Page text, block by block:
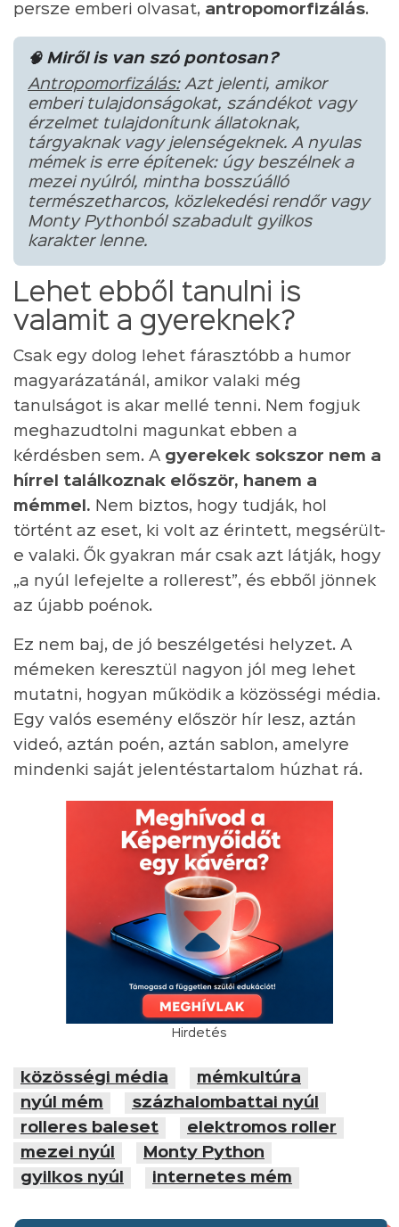
persze emberi olvasat, antropomorfizálás.
🧠 Miről is van szó pontosan?
Antropomorfizálás:Azt jelenti, amikor
emberi tulajdonságokat, szándékot vagy
érzelmet tulajdonítunk állatoknak,
tárgyaknak vagy jelenségeknek. A nyulas
mémek is erre építenek: úgy beszélnek a
mezei nyúlról, mintha bosszúálló
természetharcos, közlekedési rendőr vagy
Monty Pythonból szabadult gyilkos
karakter lenne.
Lehet ebből tanulni is
valamit a gyereknek?
Csak egy dolog lehet fárasztóbb a humor
magyarázatánál, amikor valaki még
tanulságot is akar mellé tenni. Nem fogjuk
meghazudtolni magunkat ebben a
kérdésben sem. A gyerekek sokszor nem a
hírrel találkoznak először, hanem a
mémmel. Nem biztos, hogy tudják, hol
történt az eset, ki volt az érintett, megsérült-
e valaki. Ők gyakran már csak azt látják, hogy
„a nyúl lefejelte a rollerest”, és ebből jönnek
az újabb poénok.
Ez nem baj, de jó beszélgetési helyzet. A
mémeken keresztül nagyon jól meg lehet
mutatni, hogyan működik a közösségi média.
Egy valós esemény először hír lesz, aztán
videó, aztán poén, aztán sablon, amelyre
mindenki saját jelentéstartalom húzhat rá.
Hirdetés
közösségi média
mémkultúra
nyúl mém
százhalombattai nyúl
rolleres baleset
elektromos roller
mezei nyúl
Monty Python
gyilkos nyúl
internetes mém